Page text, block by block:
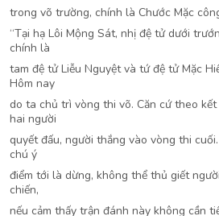
trong võ trường, chính là Chước Mặc
“Tại hạ Lôi Mộng Sát, nhị đệ tử dưới
chính là
tam đệ tử Liễu Nguyệt và tứ đệ tử Mặc
Hôm nay
do ta chủ trì vòng thi võ. Căn cứ theo
hai người
quyết đấu, người thắng vào vòng thi
chú ý
điểm tới là dừng, không thể thủ giết
chiến,
nếu cảm thấy trận đánh này không cần